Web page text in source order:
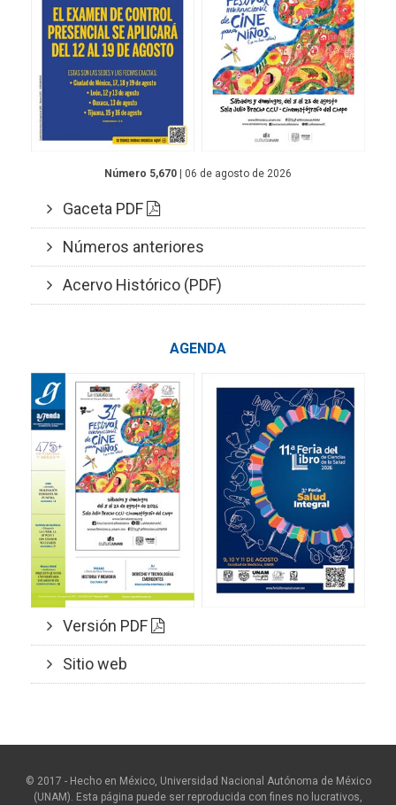
Número 5,670 | 06 de agosto de 2026
Gaceta PDF
Números anteriores
Acervo Histórico (PDF)
AGENDA
Versión PDF
Sitio web
© 2017 - Hecho en México, Universidad Nacional Autónoma de México
(UNAM). Esta página puede ser reproducida con fines no lucrativos,